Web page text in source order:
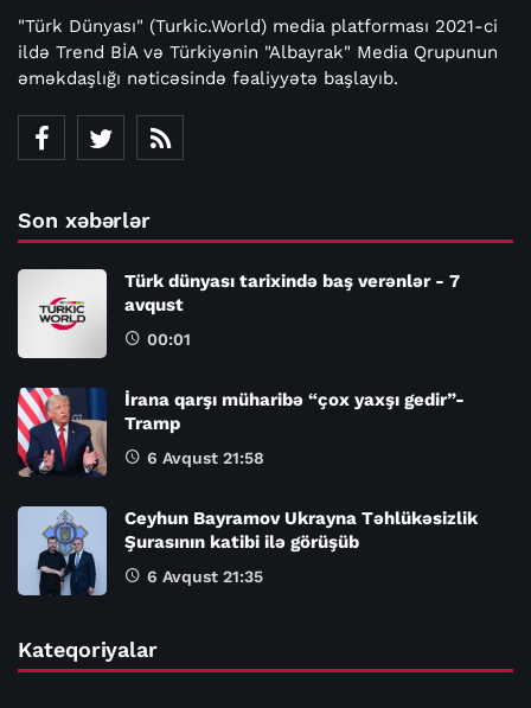
"Türk Dünyası" (Turkic.World) media platforması 2021-ci
ildə Trend BİA və Türkiyənin "Albayrak" Media Qrupunun
əməkdaşlığı nəticəsində fəaliyyətə başlayıb.
Son xəbərlər
Türk dünyası tarixində baş verənlər - 7
avqust
00:01
İrana qarşı müharibə “çox yaxşı gedir”-
Tramp
6 Avqust 21:58
Ceyhun Bayramov Ukrayna Təhlükəsizlik
Şurasının katibi ilə görüşüb
6 Avqust 21:35
Kateqoriyalar